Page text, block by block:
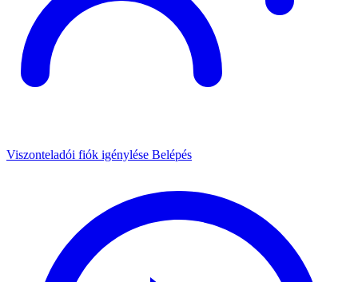
Viszonteladói fiók igénylése Belépés